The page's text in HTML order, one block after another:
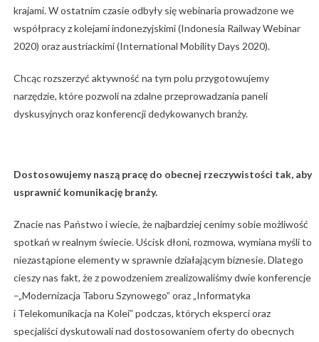
krajami. W ostatnim czasie odbyły się webinaria prowadzone we
współpracy z kolejami indonezyjskimi (Indonesia Railway Webinar
2020) oraz austriackimi (International Mobility Days 2020).
Chcąc rozszerzyć aktywność na tym polu przygotowujemy
narzędzie, które pozwoli na zdalne przeprowadzania paneli
dyskusyjnych oraz konferencji dedykowanych branży.
Dostosowujemy naszą pracę do obecnej rzeczywistości tak, aby
usprawnić komunikację branży.
Znacie nas Państwo i wiecie, że najbardziej cenimy sobie możliwość
spotkań w realnym świecie. Uścisk dłoni, rozmowa, wymiana myśli to
niezastąpione elementy w sprawnie działającym biznesie. Dlatego
cieszy nas fakt, że z powodzeniem zrealizowaliśmy dwie konferencje
–„Modernizacja Taboru Szynowego” oraz „Informatyka
i Telekomunikacja na Kolei” podczas, których eksperci oraz
specjaliści dyskutowali nad dostosowaniem oferty do obecnych